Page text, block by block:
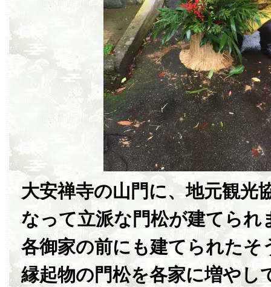
大安禅寺の山門に、地元観光
なって立派な門松が建てられ
各御家の前にも建てられたそ
縁起物の門松を各家に増やし